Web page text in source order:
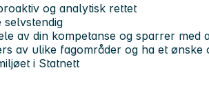
og analytisk rettet
selvstendig
av din kompetanse og sparrer med
av ulike fagområder og ha et ønske
i Statnett